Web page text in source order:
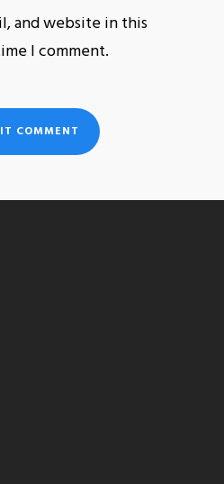
and website in this
I comment.